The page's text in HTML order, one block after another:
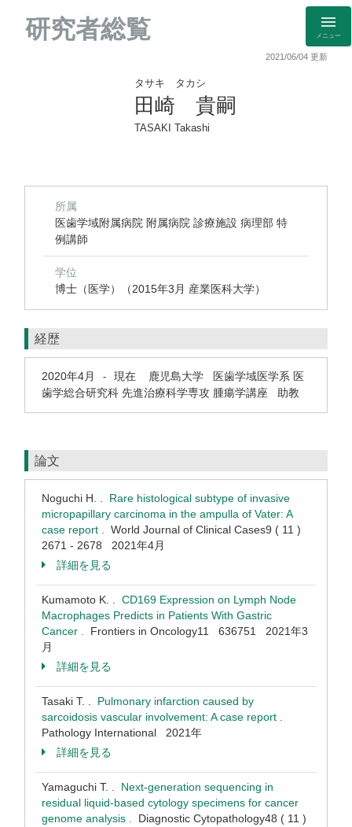
研究者総覧 メニュー
2021/06/04 更新
タサキ タカシ
田崎 貴嗣
TASAKI Takashi
所属
医歯学域附属病院 附属病院 診療施設 病理部 特
例講師
学位
博士（医学）（2015年3月 産業医科大学）
経歴
2020年4月 - 現在 鹿児島大学 医歯学域医学系 医
歯学総合研究科 先進治療科学専攻 腫瘍学講座 助教
論文
Noguchi H. . Rare histological subtype of invasive
micropapillary carcinoma in the ampulla of Vater: A
case report . World Journal of Clinical Cases9 ( 11 )
2671 - 2678 2021年4月
詳細を見る
Kumamoto K. . CD169 Expression on Lymph Node
Macrophages Predicts in Patients With Gastric
Cancer . Frontiers in Oncology11 636751 2021年3
月
詳細を見る
Tasaki T. . Pulmonary infarction caused by
sarcoidosis vascular involvement: A case report .
Pathology International 2021年
詳細を見る
Yamaguchi T. . Next-generation sequencing in
residual liquid-based cytology specimens for cancer
genome analysis . Diagnostic Cytopathology48 ( 11 )